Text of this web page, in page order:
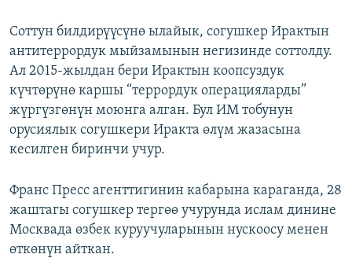
Соттун билдирүүсүнө ылайык, согушкер Ирактын
антитеррордук мыйзамынын негизинде соттолду.
Ал 2015-жылдан бери Ирактын коопсуздук
күчтөрүнө каршы “террордук операцияларды”
жүргүзгөнүн моюнга алган. Бул ИМ тобунун
орусиялык согушкери Иракта өлүм жазасына
кесилген биринчи учур.
Франс Пресс агенттигинин кабарына караганда, 28
жаштагы согушкер тергөө учурунда ислам динине
Москвада өзбек куруучуларынын нускоосу менен
өткөнүн айткан.